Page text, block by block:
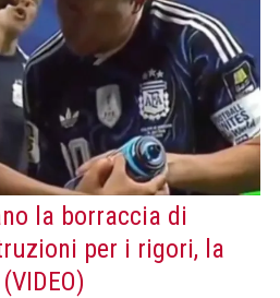
la borraccia di
per i rigori, la